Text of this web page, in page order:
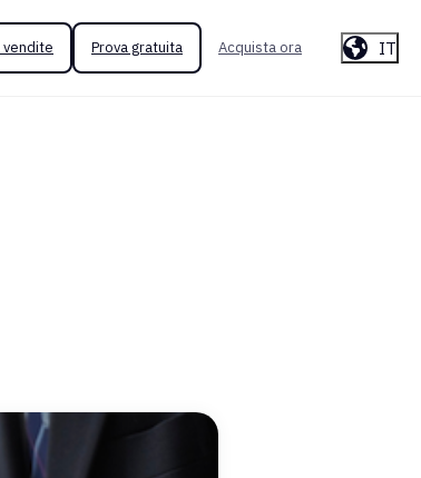
Prova gratuita Acquista ora IT